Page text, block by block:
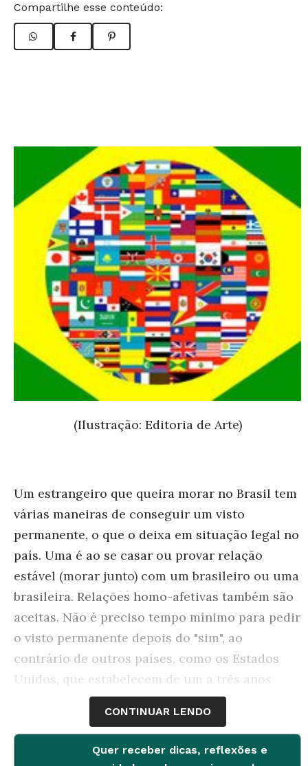
Compartilhe esse conteúdo:
(Ilustração: Editoria de Arte)
Um estrangeiro que queira morar no Brasil tem
várias maneiras de conseguir um visto
permanente, o que o deixa em situação legal no
país. Uma é ao se casar ou provar relação
estável (morar junto) com um brasileiro ou uma
brasileira. Relações homo-afetivas também são
aceitas. Não é preciso tempo mínimo para pedir
o visto permanente depois do "sim", ao
contrário de outros países, como os Estados
Unidos, que estabelecem de um a três anos
para a liberação do direito.
Ter um filho nascido no Brasil também dá
direito ao pai, à mãe ou a ambos de ficarem no
CONTINUAR LENDO
Quer receber dicas, reflexões e